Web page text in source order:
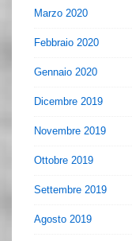
Marzo 2020
Febbraio 2020
Gennaio 2020
Dicembre 2019
Novembre 2019
Ottobre 2019
Settembre 2019
Agosto 2019